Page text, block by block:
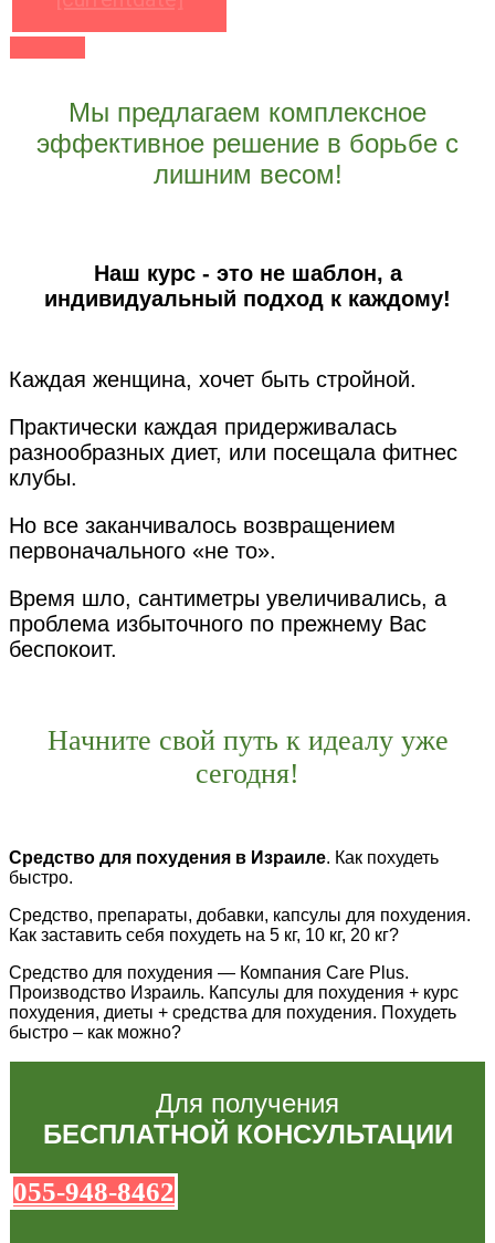
Мы предлагаем комплексное
эффективное решение в борьбе с
лишним весом!
Наш курс - это не шаблон, а
индивидуальный подход к каждому!
Каждая женщина, хочет быть стройной.
Практически каждая придерживалась
разнообразных диет, или посещала фитнес
клубы.
Но все заканчивалось возвращением
первоначального «не то».
Время шло, сантиметры увеличивались, а
проблема избыточного по прежнему Вас
беспокоит.​
Начните свой путь к идеалу уже
сегодня!
Средство для похудения в Израиле. Как похудеть
быстро.
Средство, препараты, добавки, капсулы для похудения.
Как заставить себя похудеть на 5 кг, 10 кг, 20 кг?
Средство для похудения — Компания Care Plus.
Производство Израиль. Капсулы для похудения + курс
похудения, диеты + средства для похудения. Похудеть
быстро – как можно?
Для получения
БЕСПЛАТНОЙ КОНСУЛЬТАЦИИ
055-948-8462